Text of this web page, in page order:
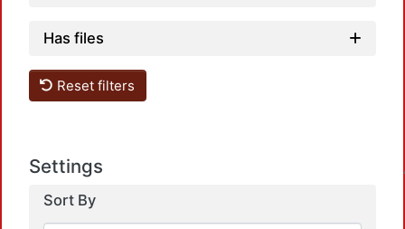
Has files
Reset filters
Settings
Sort By